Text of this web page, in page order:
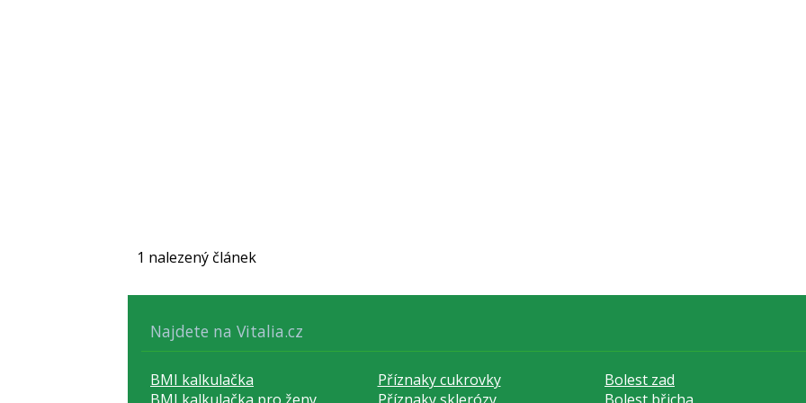
1 nalezený článek
Najdete na Vitalia.cz
BMI kalkulačka Příznaky cukrovky Bolest zad